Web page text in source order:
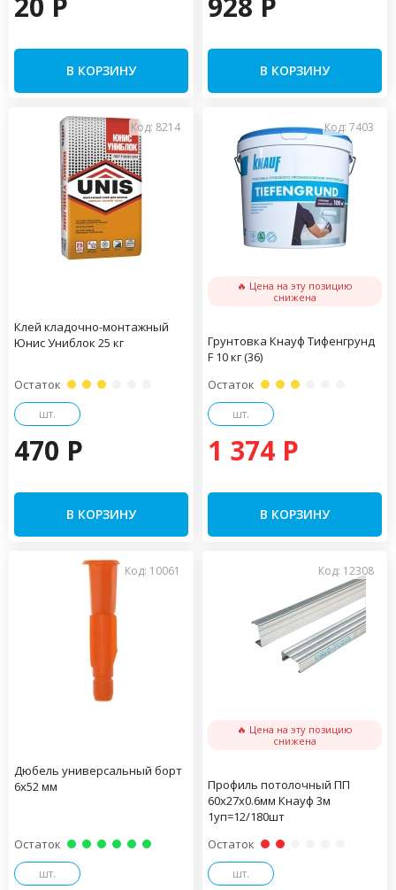
В КОРЗИНУ В КОРЗИНУ
Код: 8214
Клей кладочно-монтажный
Юнис Униблок 25 кг
Остаток
шт.
470 P
В КОРЗИНУ
Код: 7403
🔥 Цена на эту позицию
снижена
Грунтовка Кнауф Тифенгрунд
F 10 кг (36)
Остаток
шт.
1 374 P
В КОРЗИНУ
Код: 10061
Дюбель универсальный борт
6х52 мм
Остаток
шт.
Код: 12308
🔥 Цена на эту позицию
снижена
Профиль потолочный ПП
60х27х0.6мм Кнауф 3м
1уп=12/180шт
Остаток
шт.